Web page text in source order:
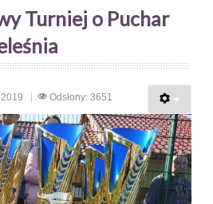
Turniej o Puchar
Odsłony: 3651